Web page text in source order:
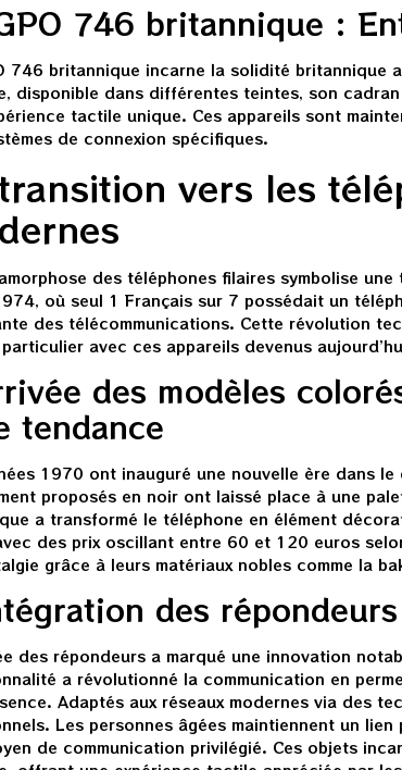
746 britannique :
746 britannique incarne la solidité britannique
disponible dans différentes teintes, son
tactile unique. Ces appareils sont
de connexion spécifiques.
vers les
des téléphones filaires symbolise
où seul 1 Français sur 7 possédait un
des télécommunications. Cette révolution
avec ces appareils devenus
des modèles
tendance
1970 ont inauguré une nouvelle ère dans
proposés en noir ont laissé place à une
a transformé le téléphone en élément
des prix oscillant entre 60 et 120 euros
grâce à leurs matériaux nobles comme la
des
des répondeurs a marqué une innovation
a révolutionné la communication en
Adaptés aux réseaux modernes via des
Les personnes âgées maintiennent un
de communication privilégié. Ces objets